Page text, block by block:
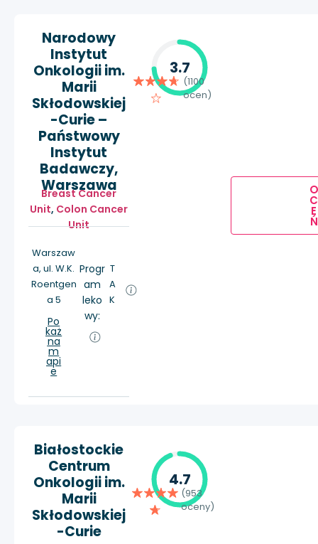
Narodowy
Instytut
Onkologii im.
Marii
Skłodowskiej
-Curie –
Państwowy
Instytut
Badawczy,
Warszawa
Breast Cancer
Unit, Colon Cancer
Unit
Warszaw
a, ul. W.K.
Roentgen
a 5
Po
każ
na
m
api
e
Progr
am
leko
wy:
T
A
K
3.7
(1100
ocen)
O
C
E
Ń
Białostockie
Centrum
Onkologii im.
Marii
Skłodowskiej
-Curie
4.7
(953
oceny)